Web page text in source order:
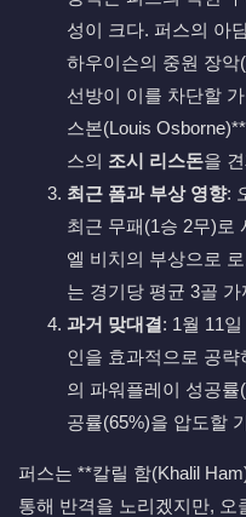
성이 크다. 퍼스의 아
하우이슨의 중원 장악
선방이 이를 차단할
스본(Louis
스의 조시 리스돈을
최근 폼과 부상 영향:
최근 무패(1승 2무)로
엘 비치의 부상으로
는 경기당 평균 3골
과거 맞대결: 1월 11
인을 효과적으로 공
의 파워플레이 성공
공률(65%)을 압도할
퍼스는 **칼릴 함(Khalil
통해 반격을 노리겠지만, 오